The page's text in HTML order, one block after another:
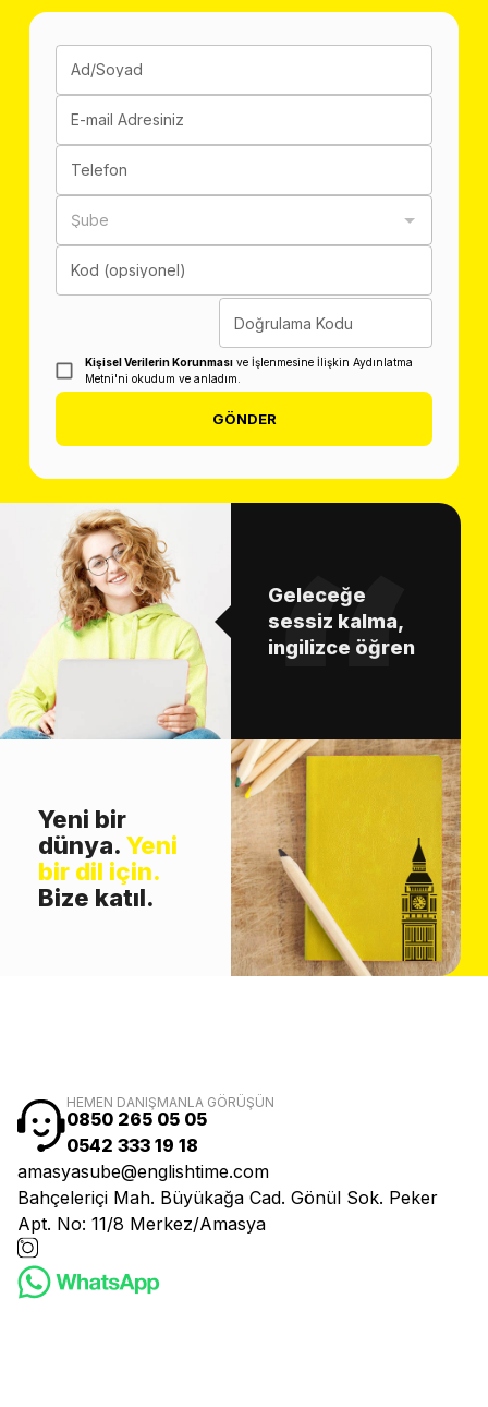
Ad/Soyad
E-mail Adresiniz
Telefon
Şube
Kod (opsiyonel)
Doğrulama Kodu
Kişisel Verilerin Korunması ve İşlenmesine İlişkin Aydınlatma
Metni'ni okudum ve anladım.
GÖNDER
Geleceğe
sessiz kalma,
ingilizce öğren
Yeni bir
dünya. Yeni
bir dil için.
Bize katıl.
HEMEN DANIŞMANLA GÖRÜŞÜN
0850 265 05 05
0542 333 19 18
amasyasube@englishtime.com
Bahçeleriçi Mah. Büyükağa Cad. Gönül Sok. Peker
Apt. No: 11/8 Merkez/Amasya